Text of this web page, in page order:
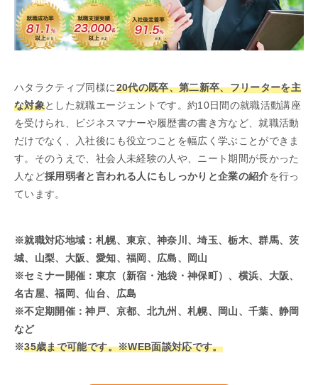
ハタラクティブ同様に20代の既卒、第二新卒、フリーターを主
な対象とした就職エージェントです。約10日間の就職活動講座
を受けられ、ビジネスマナーや履歴書の書き方など、就職活動
だけでなく、入社後にも役立つことを幅広く学ぶことができま
す。そのうえで、社会人未経験の人や、ニート期間が長かった
人など採用弱者と言われる人にもしっかりと企業の紹介を行っ
ています。
※就職対応地域： 札幌、 東京、神奈川、埼玉、栃木、群馬、茨
城、山梨、大阪、愛知、福岡、広島、岡山
※セミナー開催： 東京（新宿・池袋・神保町）、横浜、大阪、
名古屋、福岡、仙台、広島
※不定期開催：神戸、京都、北九州、札幌、岡山、千葉、静岡
など
※35歳まで可能です。※WEB面談対応です。